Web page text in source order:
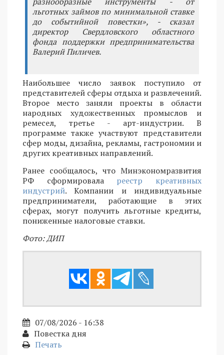
льготных займов по минимальной ставке
до событийной повестки», - сказал
директор Свердловского областного
фонда поддержки предпринимательства
Валерий Пиличев.
Наибольшее число заявок поступило от
представителей сферы отдыха и развлечений.
Второе место заняли проекты в области
народных художественных промыслов и
ремесел, третье - арт-индустрии. В
программе также участвуют представители
сфер моды, дизайна, рекламы, гастрономии и
других креативных направлений.
Ранее сообщалось, что Минэкономразвития
РФ сформировала реестр креативных
индустрий. Компании и индивидуальные
предприниматели, работающие в этих
сферах, могут получить льготные кредиты,
пониженные налоговые ставки.
Фото: ДИП
07/08/2026 - 16:38
Повестка дня
Печать